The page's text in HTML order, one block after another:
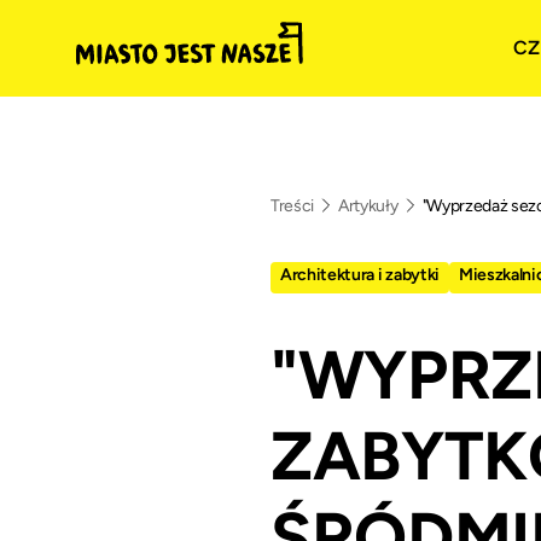
Treści Artykuły "Wyprzedaż
Architektura i zabytki